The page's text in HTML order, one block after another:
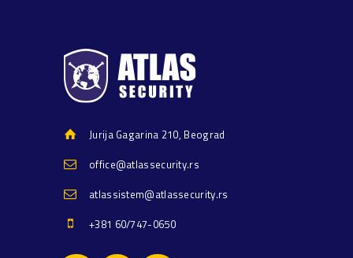
Jurija Gagarina 210, Beograd
office@atlassecurity.rs
atlassistem@atlassecurity.rs
+381 60/747-0650